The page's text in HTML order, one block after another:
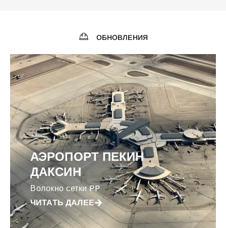
ОБНОВЛЕНИЯ
АЭРОПОРТ ПЕКИН
ДАКСИН
Волокно сетки PP
ЧИТАТЬ ДАЛЕЕ